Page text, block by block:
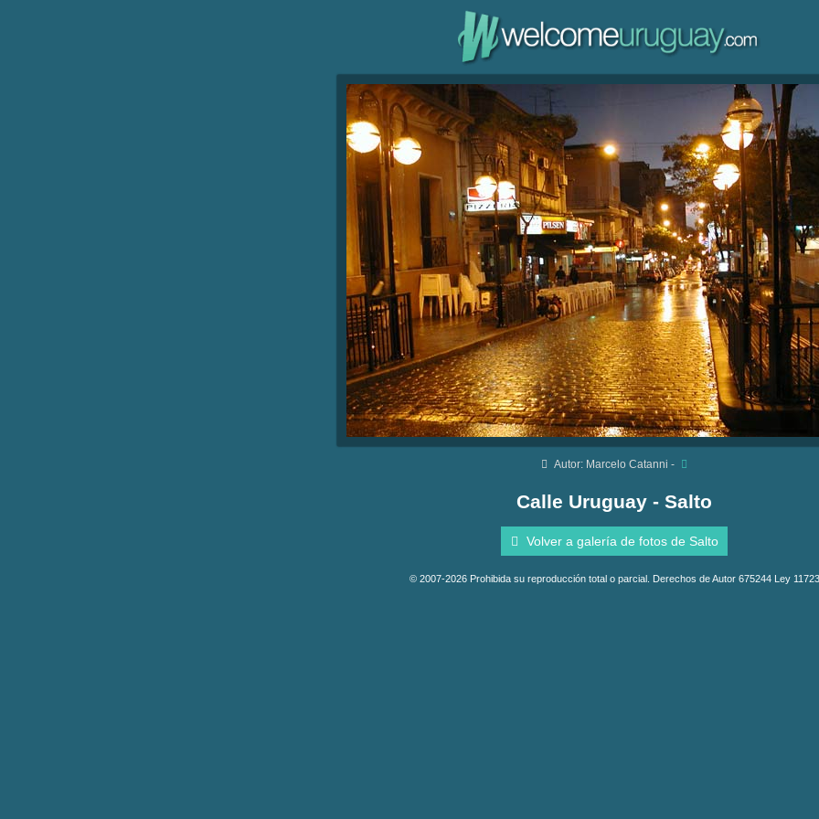
Autor: Marcelo Catanni -
Calle Uruguay - Salto
Volver a galería de fotos de Salto
© 2007-2026 Prohibida su reproducción total o parcial. Derechos de Autor 675244 Ley 11723